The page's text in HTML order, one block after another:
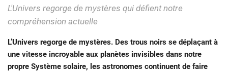
L'Univers regorge de mystères qui défient notre
compréhension actuelle
L’Univers regorge de mystères. Des trous noirs se déplaçant à
une vitesse incroyable aux planètes invisibles dans notre
propre Système solaire, les astronomes continuent de faire